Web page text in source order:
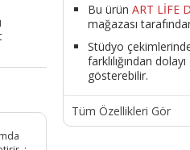
Bu ürün ART LİFE
mağazası
Stüdyo
farklılığından
gösterebilir.
Tüm Özellikleri Gör